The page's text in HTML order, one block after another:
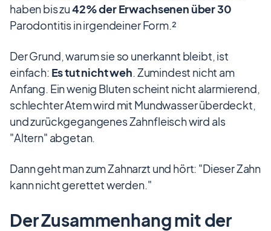
haben bis zu42% der Erwachsenen über 30
Parodontitis in irgendeiner Form.²
Der Grund, warum sie so unerkannt bleibt, ist
einfach: Es tut nicht weh. Zumindest nicht am
Anfang. Ein wenig Bluten scheint nicht alarmierend,
schlechter Atem wird mit Mundwasser überdeckt,
und zurückgegangenes Zahnfleisch wird als
"Altern" abgetan.
Dann geht man zum Zahnarzt und hört: "Dieser Zahn
kann nicht gerettet werden."
Der Zusammenhang mit der